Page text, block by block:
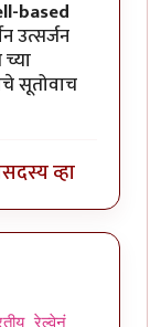
based
उत्सर्जन
सूतोवाच
सदस्य व्हा